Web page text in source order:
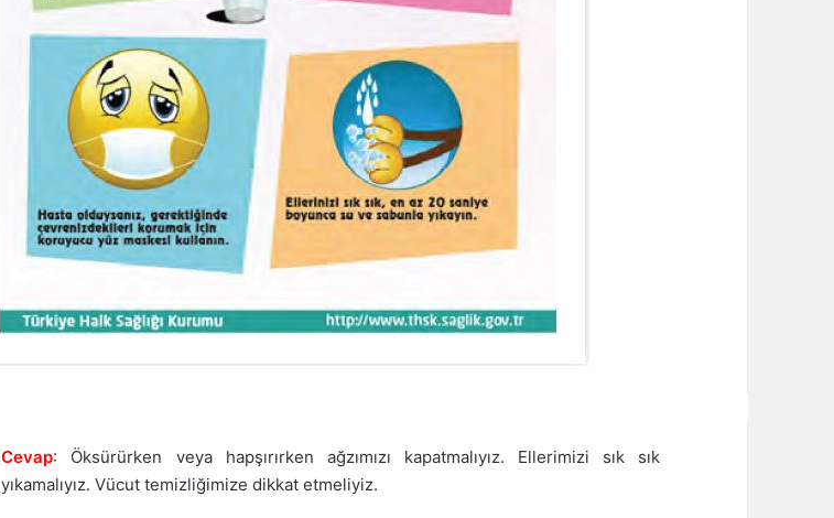
Cevap: Öksürürken veya hapşırırken ağzımızı kapatmalıyız. Ellerimizi sık sık
yıkamalıyız. Vücut temizliğimize dikkat etmeliyiz.